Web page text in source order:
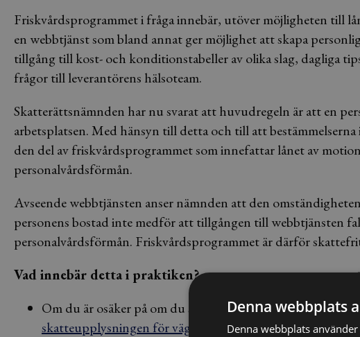
Friskvårdsprogrammet i fråga innebär, utöver möjligheten till
en webbtjänst som bland annat ger möjlighet att skapa
tillgång till kost- och konditionstabeller av olika slag, dagliga
frågor till leverantörens hälsoteam.
Skatterättsnämnden har nu svarat att huvudregeln är att en
arbetsplatsen. Med hänsyn till detta och till att
den del av friskvårdsprogrammet som innefattar lånet av
personalvårdsförmån.
Avseende webbtjänsten anser nämnden att den
personens bostad inte medför att tillgången till webbtjänsten
personalvårdsförmån. Friskvårdsprogrammet är därför
Vad innebär detta i praktiken?
Om du är osäker på om du själv är skatteskyldig för en
skatteupplysningen för vägledning >>>
Denna webbplats
Denna webbplats